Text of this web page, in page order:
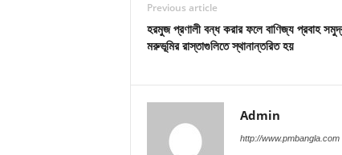
Previous article
হরমুজ প্রণালী বন্ধ করার ফলে বাণিজ্য প্রবাহ
মরুভূমির রাস্তাগুলিতে স্থানান্তরিত হয়
Admin
http://www.pmbangla.com